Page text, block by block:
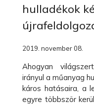
hulladékok
2019. november 08.
Ahogyan
irányul a műanyag
káros hatásaira, a
egyre többször